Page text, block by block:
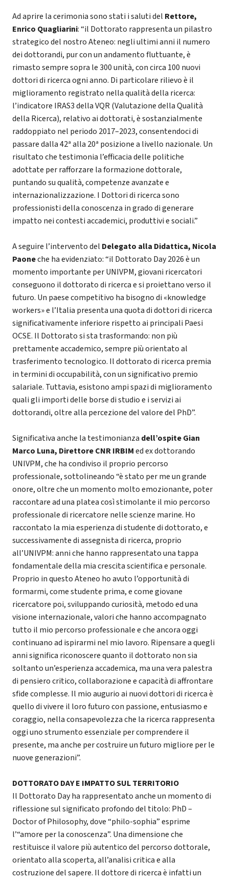
Ad aprire la cerimonia sono stati i saluti del Rettore,
Enrico Quagliarini: “il Dottorato rappresenta un pilastro
strategico del nostro Ateneo: negli ultimi anni il numero
dei dottorandi, pur con un andamento fluttuante, è
rimasto sempre sopra le 300 unità, con circa 100 nuovi
dottori di ricerca ogni anno. Di particolare rilievo è il
miglioramento registrato nella qualità della ricerca:
l’indicatore IRAS3 della VQR (Valutazione della Qualità
della Ricerca), relativo ai dottorati, è sostanzialmente
raddoppiato nel periodo 2017–2023, consentendoci di
passare dalla 42ª alla 20ª posizione a livello nazionale. Un
risultato che testimonia l’efficacia delle politiche
adottate per rafforzare la formazione dottorale,
puntando su qualità, competenze avanzate e
internazionalizzazione. I Dottori di ricerca sono
professionisti della conoscenza in grado di generare
impatto nei contesti accademici, produttivi e sociali.”
A seguire l’intervento del Delegato alla Didattica, Nicola
Paoneche ha evidenziato: “il Dottorato Day 2026 è un
momento importante per UNIVPM, giovani ricercatori
conseguono il dottorato di ricerca e si proiettano verso il
futuro. Un paese competitivo ha bisogno di «knowledge
workers» e l’Italia presenta una quota di dottori di ricerca
significativamente inferiore rispetto ai principali Paesi
OCSE. Il Dottorato si sta trasformando: non più
prettamente accademico, sempre più orientato al
trasferimento tecnologico. Il dottorato di ricerca premia
in termini di occupabilità, con un significativo premio
salariale. Tuttavia, esistono ampi spazi di miglioramento
quali gli importi delle borse di studio e i servizi ai
dottorandi, oltre alla percezione del valore del PhD”.
Significativa anche la testimonianza dell’ospite Gian
Marco Luna, Direttore CNR IRBIMed ex dottorando
UNIVPM, che ha condiviso il proprio percorso
professionale, sottolineando “è stato per me un grande
onore, oltre che un momento molto emozionante, poter
raccontare ad una platea così stimolante il mio percorso
professionale di ricercatore nelle scienze marine. Ho
raccontato la mia esperienza di studente di dottorato, e
successivamente di assegnista di ricerca, proprio
all’UNIVPM: anni che hanno rappresentato una tappa
fondamentale della mia crescita scientifica e personale.
Proprio in questo Ateneo ho avuto l’opportunità di
formarmi, come studente prima, e come giovane
ricercatore poi, sviluppando curiosità, metodo ed una
visione internazionale, valori che hanno accompagnato
tutto il mio percorso professionale e che ancora oggi
continuano ad ispirarmi nel mio lavoro. Ripensare a quegli
anni significa riconoscere quanto il dottorato non sia
soltanto un’esperienza accademica, ma una vera palestra
di pensiero critico, collaborazione e capacità di affrontare
sfide complesse. Il mio augurio ai nuovi dottori di ricerca è
quello di vivere il loro futuro con passione, entusiasmo e
coraggio, nella consapevolezza che la ricerca rappresenta
oggi uno strumento essenziale per comprendere il
presente, ma anche per costruire un futuro migliore per le
nuove generazioni”.
DOTTORATO DAY E IMPATTO SUL TERRITORIO
Il Dottorato Day ha rappresentato anche un momento di
riflessione sul significato profondo del titolo: PhD –
Doctor of Philosophy, dove “philo-sophia” esprime
l’“amore per la conoscenza”. Una dimensione che
restituisce il valore più autentico del percorso dottorale,
orientato alla scoperta, all’analisi critica e alla
costruzione del sapere. Il dottore di ricerca è infatti un